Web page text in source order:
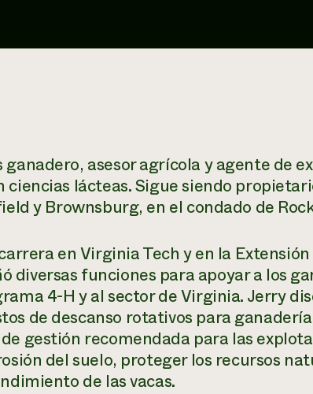
ganadero, asesor agrícola y agente de
ciencias lácteas. Sigue siendo
y Brownsburg, en el condado de
en Virginia Tech y en la
diversas funciones para apoyar a los
4-H y al sector de Virginia. Jerry
de descanso rotativos para
gestión recomendada para las
del suelo, proteger los recursos
de las vacas.